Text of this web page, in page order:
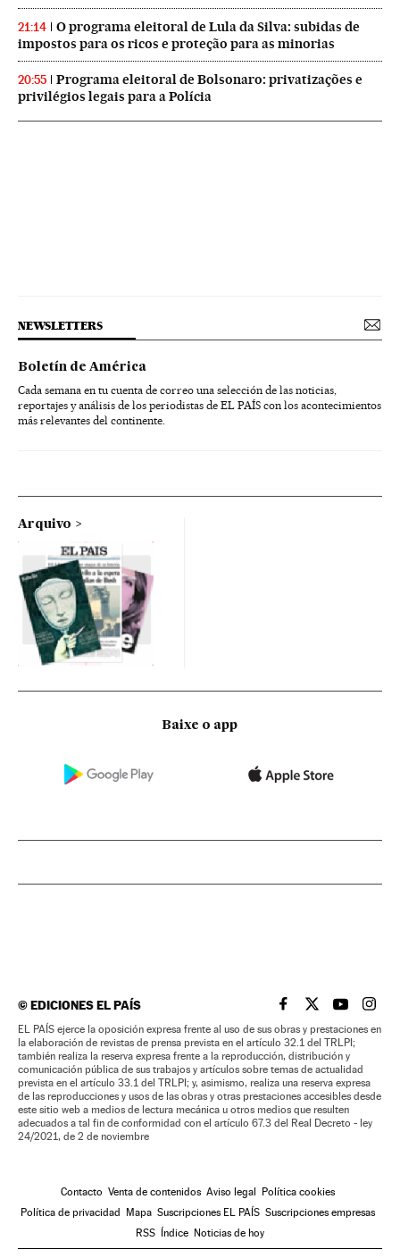
21:14
O programa eleitoral de Lula da Silva: subidas de
impostos para os ricos e proteção para as minorias
20:55
Programa eleitoral de Bolsonaro: privatizações e
privilégios legais para a Polícia
NEWSLETTERS
Boletín de América
Cada semana en tu cuenta de correo una selección de las noticias,
reportajes y análisis de los periodistas de EL PAÍS con los acontecimientos
más relevantes del continente.
Arquivo
Baixe o app
©EDICIONES EL PAÍS EL PAÍS BRASIL EN
EL PAÍSEL PAÍS
EL
EL PAÍS ejerce la oposición expresa frente al uso de sus obras y prestaciones en
la elaboración de revistas de prensa prevista en el artículo 32.1 del TRLPI;
también realiza la reserva expresa frente a la reproducción, distribución y
comunicación pública de sus trabajos y artículos sobre temas de actualidad
prevista en el artículo 33.1 del TRLPI; y, asimismo, realiza una reserva expresa
de las reproducciones y usos de las obras y otras prestaciones accesibles desde
este sitio web a medios de lectura mecánica u otros medios que resulten
adecuados a tal fin de conformidad con el artículo 67.3 del Real Decreto - ley
24/2021, de 2 de noviembre
Contacto Venta de contenidos Aviso legal
Política cookies
Política de privacidad
Mapa Suscripciones EL PAÍS Suscripciones empresas
RSS
Índice Noticias de hoy